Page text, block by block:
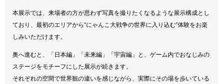
本展示では、来場者の方が思わず写真を撮りたくなるような展示構成とし
ており、最初のエリアから“にゃんこ大戦争の世界に入り込む”体験をお楽
しみいただけます。
奥へ進むと、「日本編」「未来編」「宇宙編」と、ゲーム内でおなじみの
ステージをモチーフにした展示が続きます。
それぞれの空間で世界観の違いを感じながら、実際にその場を歩いている